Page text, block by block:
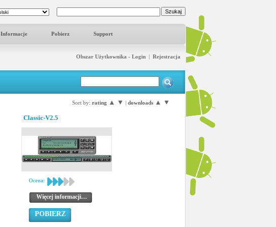
Informacje Pobierz Support
Obszar Użytkownika - Login | Rejestracja
Sort by: rating ▲ ▼ | downloads ▲ ▼
Classic-V2.5
Ocena:
Więcej informacji…
POBIERZ